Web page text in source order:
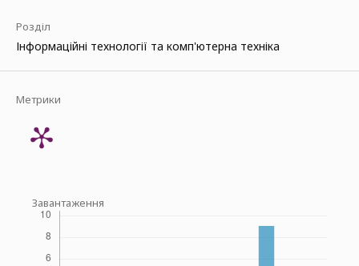
Розділ
Інформаційні технології та комп'ютерна техніка
Метрики
Завантаження